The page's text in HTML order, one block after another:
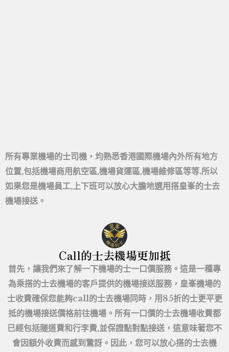
所有專業機場的士司機，均熟悉香港國際機場內外所有地方
位置,包括機場商用航空區,機場貨運區,機場維修區等等.所以
如果您是機場員工,上下班可以放心大膽地選用搭皇峯的士去
機場接送。
Call的士去機場更加抵
首先，讓我們來了解一下機場的士一口價服務。這是一種專
為乘搭的士去機場的客戶提供的機場接送服務，皇峯機場的
士收費確保您能夠call的士去機場同時，用85折的士更平更
抵的機場接送價格前往機場。所有一口價的士去機場收費都
已經包括隧道費和行李費,並保證點對點接送，這意味著您不
會因額外收費而感到驚訝。因此，您可以放心搭的士去機